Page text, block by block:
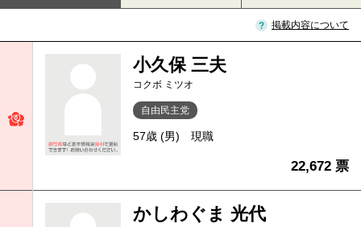
掲載内容について
小久保 三夫
コクボ ミツオ
自由民主党
57歳 (男) 現職
22,672 票
かしわぐま 光代